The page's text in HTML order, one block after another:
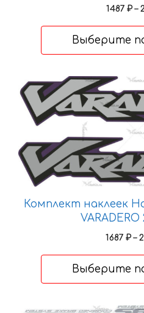
1487 ₽ –
Выберите
странице
Комплект наклеек
VARADERO
1687 ₽ –
Выберите
Этот
товар
имеет
несколько
вариаций.
Опции
можно
на